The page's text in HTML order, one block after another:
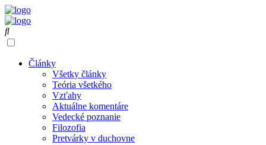
Články
Všetky články
Teória všetkého
Vzťahy
Aktuálne komentáre
Vedecké poznanie
Filozofia
Pretvárky v duchovne